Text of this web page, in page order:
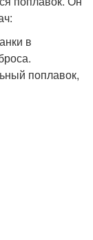
в
поплавок,